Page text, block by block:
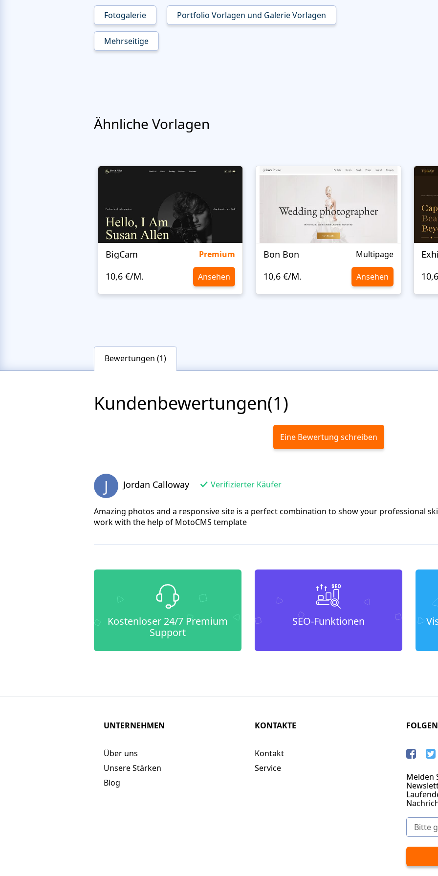
Fotogalerie Portfolio Vorlagen und Galerie Vorlagen
Mehrseitige
Ähnliche Vorlagen
BigCam Premium
10,6 €/M. Ansehen
Bon Bon Multipage
10,6 €/M. Ansehen
Bewertungen (1)
Kundenbewertungen(1)
Eine Bewertung schreiben
J Jordan Calloway Verifizierter Käufer
Amazing photos and a responsive site is a perfect combination to show your professional
work with the help of MotoCMS template
Kostenloser 24/7 Premium
Support
SEO-Funktionen
UNTERNEHMEN
Über uns
Unsere Stärken
Blog
KONTAKTE
Kontakt
Service
FOLGEN
Melden